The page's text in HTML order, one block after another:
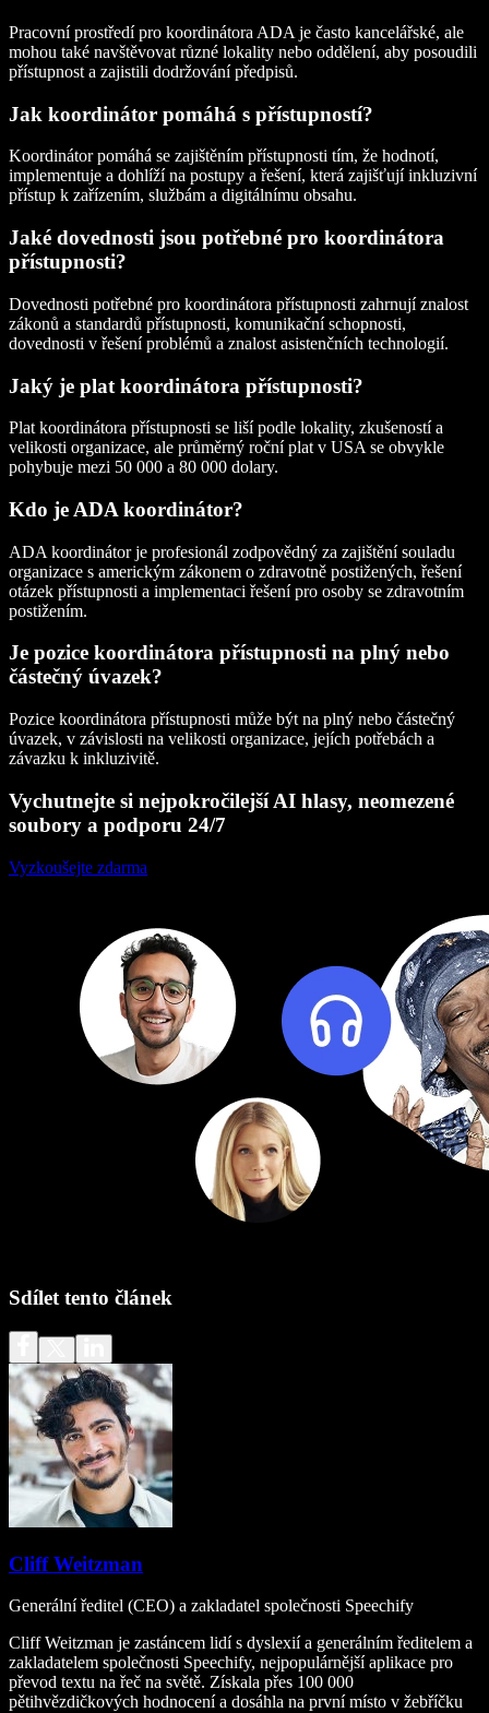
Pracovní prostředí pro koordinátora ADA je často kancelářské, ale
mohou také navštěvovat různé lokality nebo oddělení, aby posoudili
přístupnost a zajistili dodržování předpisů.
Jak koordinátor pomáhá s přístupností?
Koordinátor pomáhá se zajištěním přístupnosti tím, že hodnotí,
implementuje a dohlíží na postupy a řešení, která zajišťují inkluzivní
přístup k zařízením, službám a digitálnímu obsahu.
Jaké dovednosti jsou potřebné pro koordinátora
přístupnosti?
Dovednosti potřebné pro koordinátora přístupnosti zahrnují znalost
zákonů a standardů přístupnosti, komunikační schopnosti,
dovednosti v řešení problémů a znalost asistenčních technologií.
Jaký je plat koordinátora přístupnosti?
Plat koordinátora přístupnosti se liší podle lokality, zkušeností a
velikosti organizace, ale průměrný roční plat v USA se obvykle
pohybuje mezi 50 000 a 80 000 dolary.
Kdo je ADA koordinátor?
ADA koordinátor je profesionál zodpovědný za zajištění souladu
organizace s americkým zákonem o zdravotně postižených, řešení
otázek přístupnosti a implementaci řešení pro osoby se zdravotním
postižením.
Je pozice koordinátora přístupnosti na plný nebo
částečný úvazek?
Pozice koordinátora přístupnosti může být na plný nebo částečný
úvazek, v závislosti na velikosti organizace, jejích potřebách a
závazku k inkluzivitě.
Vychutnejte si nejpokročilejší AI hlasy, neomezené
soubory a podporu 24/7
Vyzkoušejte zdarma
Sdílet tento článek
Cliff Weitzman
Generální ředitel (CEO) a zakladatel společnosti Speechify
Cliff Weitzman je zastáncem lidí s dyslexií a generálním ředitelem a
zakladatelem společnosti Speechify, nejpopulárnější aplikace pro
převod textu na řeč na světě. Získala přes 100 000
pětihvězdičkových hodnocení a dosáhla na první místo v žebříčku